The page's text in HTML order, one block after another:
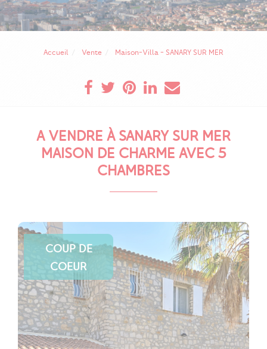
Accueil Vente Maison-Villa - SANARY SUR MER
A VENDRE À SANARY SUR MER
MAISON DE CHARME AVEC 5
CHAMBRES
COUP DE
COEUR